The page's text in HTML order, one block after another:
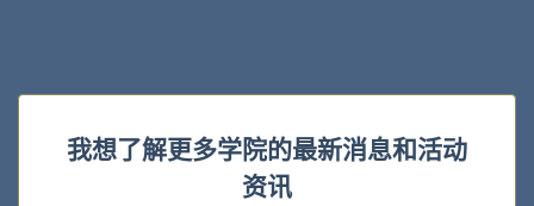
我想了解更多学院的最新消息和活动
资讯